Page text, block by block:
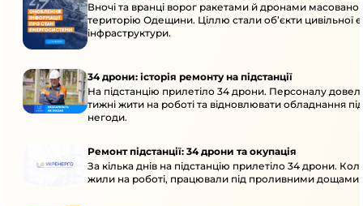
Вночі та вранці ворог ракетами й дронами масовано
територію Одещини. Ціллю стали об’єкти цивільної
інфраструктури.
34 дрони: історія ремонту на підстанції
На підстанцію прилетіло 34 дрони. Персоналу
тижні жити на роботі та відновлювати обладнання під
негоди.
Ремонт підстанції: 34 дрони та окупація
За кілька днів на підстанцію прилетіло 34 дрони.
жили на роботі, працювали під проливними дощами